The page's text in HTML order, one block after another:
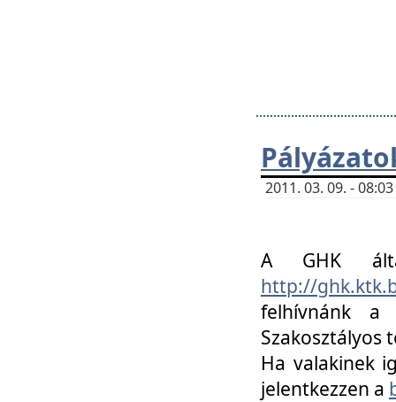
2011. 03. 09. -
A GHK
http://
felhívnánk a
Szakosztályos
Ha valakinek
jelentkezzen a